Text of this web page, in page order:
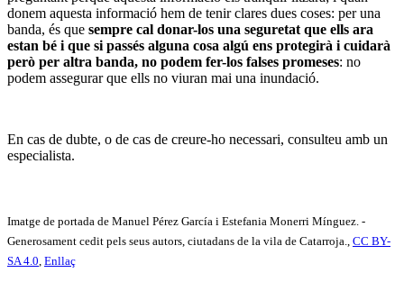
donem aquesta informació hem de tenir clares dues coses: per una
banda, és que sempre cal donar-los una seguretat que ells ara
estan bé i que si passés alguna cosa algú ens protegirà i cuidarà
però per altra banda, no podem fer-los falses promeses: no
podem assegurar que ells no viuran mai una inundació.
En cas de dubte, o de cas de creure-ho necessari, consulteu amb un
especialista.
Imatge de portada de Manuel Pérez García i Estefania Monerri Mínguez. -
Generosament cedit pels seus autors, ciutadans de la vila de Catarroja., CC BY-
SA 4.0, Enllaç